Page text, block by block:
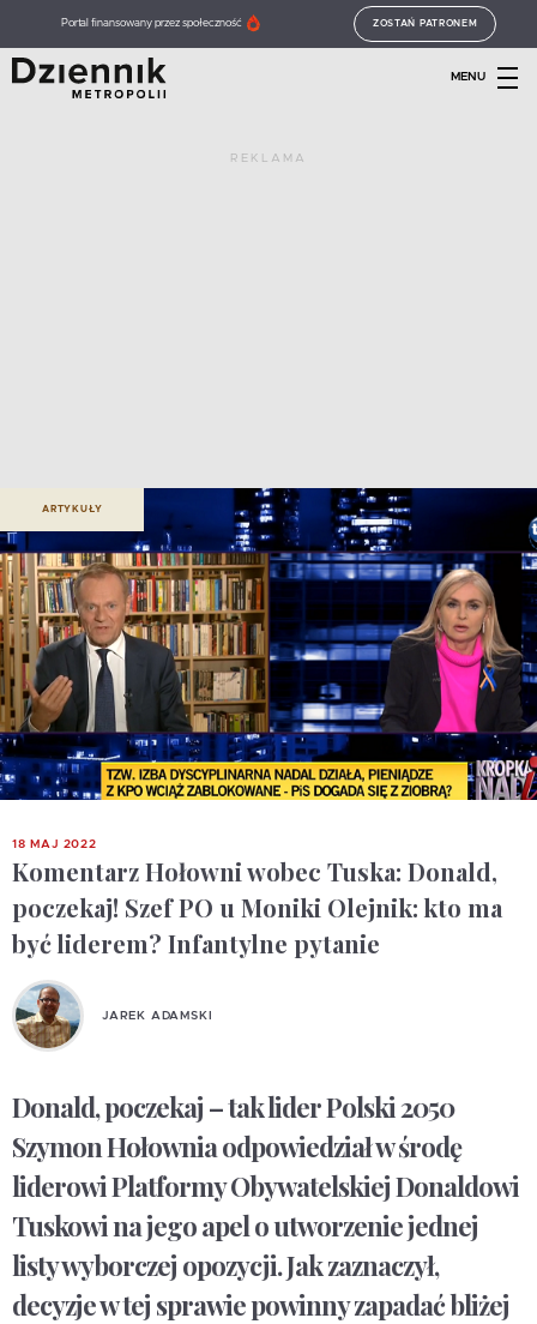
Portal finansowany przez społeczność ZOSTAŃ PATRONEM
MENU
REKLAMA
ARTYKUŁY
18 MAJ 2022
Komentarz Hołowni wobec Tuska: Donald,
poczekaj! Szef PO u Moniki Olejnik: kto ma
być liderem? Infantylne pytanie
JAREK ADAMSKI
Donald, poczekaj – tak lider Polski 2050
Szymon Hołownia odpowiedział w środę
liderowi Platformy Obywatelskiej Donaldowi
Tuskowi na jego apel o utworzenie jednej
listy wyborczej opozycji. Jak zaznaczył,
decyzje w tej sprawie powinny zapadać bliżej